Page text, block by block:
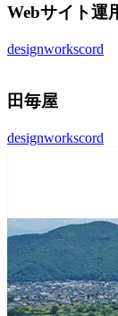
Webサイト運
designworkscord
田毎屋
designworkscord